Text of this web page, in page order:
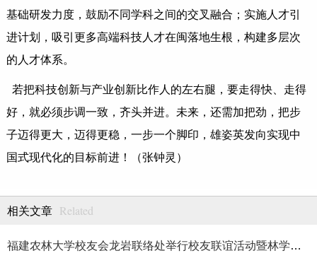
基础研发力度，鼓励不同学科之间的交叉融合；实施人才引
进计划，吸引更多高端科技人才在闽落地生根，构建多层次
的人才体系。
若把科技创新与产业创新比作人的左右腿，要走得快、走得
好，就必须步调一致，齐头并进。未来，还需加把劲，把步
子迈得更大，迈得更稳，一步一个脚印，雄姿英发向实现中
国式现代化的目标前进！（张钟灵）
相关文章 Related
福建农林大学校友会龙岩联络处举行校友联谊活动暨林学、生物医药